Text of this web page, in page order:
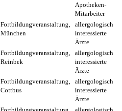
Apotheken-
Mitarbeiter
Fortbildungveranstaltung,
München
allergologisch
interessierte
Ärzte
Fortbildungveranstaltung,
Reinbek
allergologisch
interessierte
Ärzte
Fortbildungveranstaltung,
Cottbus
allergologisch
interessierte
Ärzte